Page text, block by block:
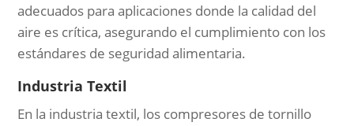
adecuados para aplicaciones donde la calidad del
aire es crítica, asegurando el cumplimiento con los
estándares de seguridad alimentaria.
Industria Textil
En la industria textil, los compresores de tornillo